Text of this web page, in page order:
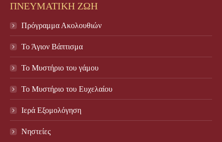
ΠΝΕΥΜΑΤΙΚΗ ΖΩΗ
Πρόγραμμα Ακολουθιών
Το Άγιον Βάπτισμα
Το Μυστήριο του γάμου
Το Mυστήριο του Eυχελαίου
Ιερά Εξομολόγηση
Νηστείες